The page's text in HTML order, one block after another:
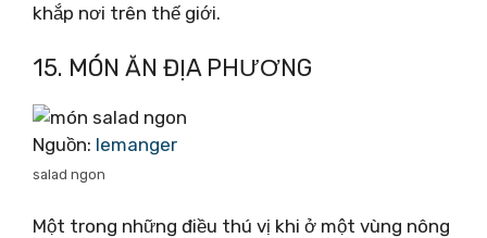
khắp nơi trên thế giới.
15. MÓN ĂN ĐỊA PHƯƠNG
Nguồn: lemanger
salad ngon
Một trong những điều thú vị khi ở một vùng nông